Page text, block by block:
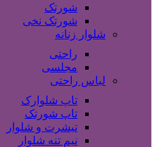
شورتک
شورتک نخی
شلوار زنانه
راحتی
مجلسی
لباس راحتی
تاپ شلوارک
تاپ شورتک
تیشرت و شلوار
نیم تنه شلوار